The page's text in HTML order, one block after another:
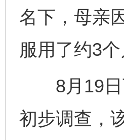
名下，母亲
服用了约3
8月19日
初步调查，